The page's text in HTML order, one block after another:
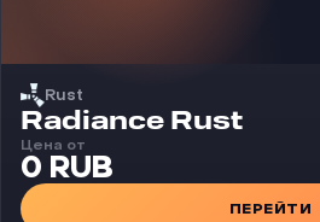
Rust
Чит
Radiance Rust
Цена от
0 RUB
ПЕРЕЙТИ